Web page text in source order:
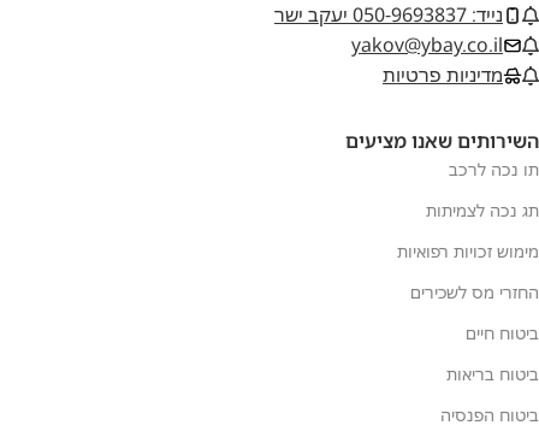
השירותים שאנו מציעים
תו נכה לרכב
תג נכה לצמיתות
מימוש זכויות רפואיות
החזרי מס לשכירים
ביטוח חיים
ביטוח בריאות
ביטוח הפנסיה
נייד: 050-9693837 יעקב ישר
yakov@ybay.co.il
מדיניות פרטיות